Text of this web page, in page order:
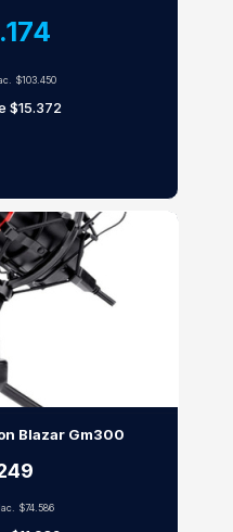
$103.450
$15.372
Blazar Gm300
$74.586